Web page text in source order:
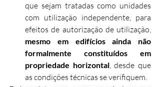
que sejam tratadas como unidades
com utilização independente, para
mesmo em edifícios ainda não
formalmente constituídos em
propriedade horizontal, desde que
as condições técnicas se verifiquem.